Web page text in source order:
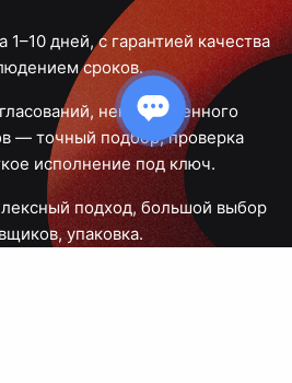
1–10 дней, с гарантией качества
сроков.
некачественного
— точный подбор, проверка
исполнение под ключ.
подход, большой выбор
упаковка.